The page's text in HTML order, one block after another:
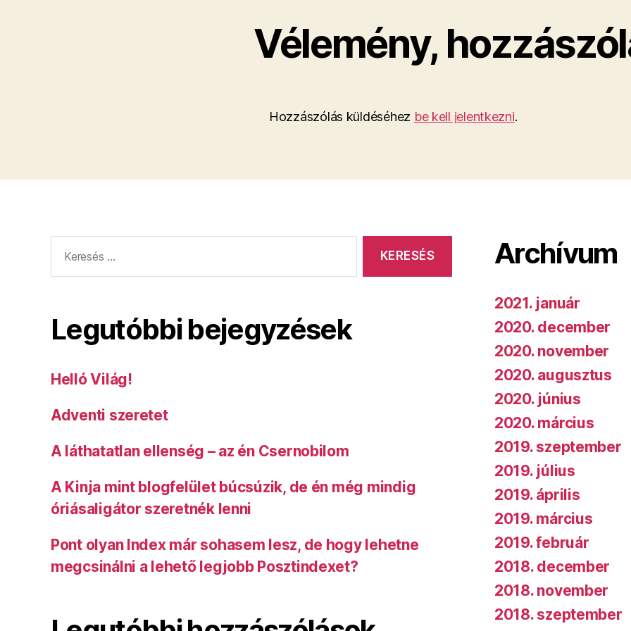
Vélemény,
Hozzászólás küldéséhez be kell jelentkezni.
Legutóbbi bejegyzések
Helló Világ!
Adventi szeretet
A láthatatlan ellenség – az én Csernobilom
A Kinja mint blogfelület búcsúzik, de én még mindig
óriásaligátor szeretnék lenni
Pont olyan Index már sohasem lesz, de hogy lehetne
megcsinálni a lehető legjobb Posztindexet?
Archívum
2021. január
2020. december
2020. november
2020. augusztus
2020. június
2020. március
2019. szeptember
2019. július
2019. április
2019. március
2019. február
2018. december
2018. november
2018. szeptember